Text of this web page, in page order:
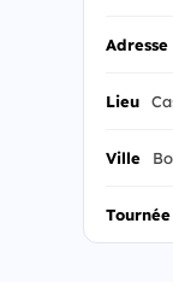
Adresse
Lieu
Ville
Tournée